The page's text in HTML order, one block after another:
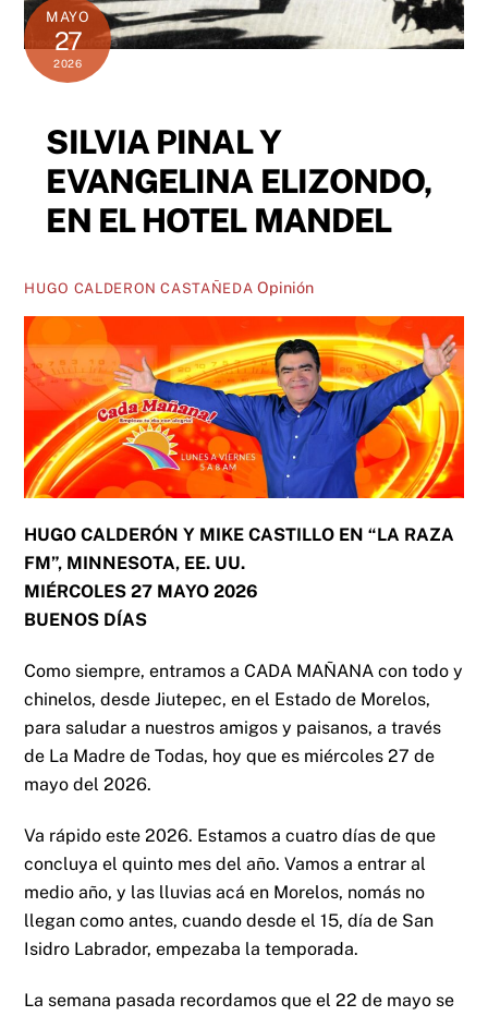
MAYO
27
2026
SILVIA PINAL Y
EVANGELINA ELIZONDO,
EN EL HOTEL MANDEL
HUGO CALDERON CASTAÑEDA Opinión
HUGO CALDERÓN Y MIKE CASTILLO EN “LA RAZA
FM”, MINNESOTA, EE. UU.
MIÉRCOLES 27 MAYO 2026
BUENOS DÍAS
Como siempre, entramos a CADA MAÑANA con todo y
chinelos, desde Jiutepec, en el Estado de Morelos,
para saludar a nuestros amigos y paisanos, a través
de La Madre de Todas, hoy que es miércoles 27 de
mayo del 2026.
Va rápido este 2026. Estamos a cuatro días de que
concluya el quinto mes del año. Vamos a entrar al
medio año, y las lluvias acá en Morelos, nomás no
llegan como antes, cuando desde el 15, día de San
Isidro Labrador, empezaba la temporada.
La semana pasada recordamos que el 22 de mayo se